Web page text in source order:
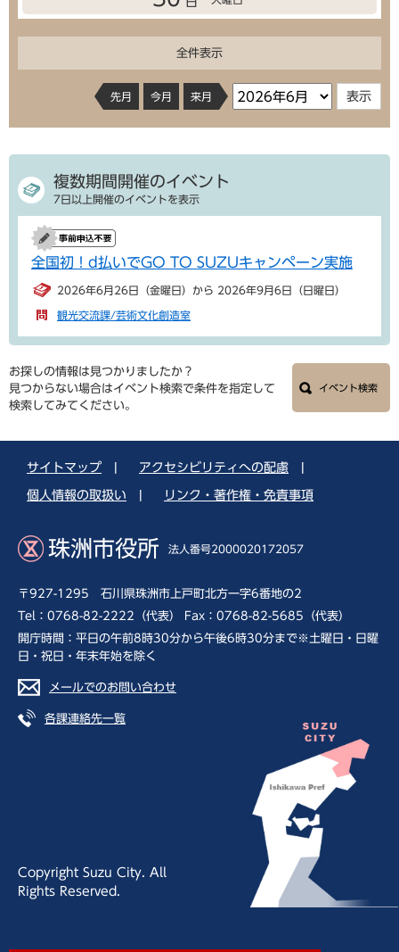
全件表示
先月 今月 来月
複数期間開催のイベント
7日以上開催のイベントを表示
全国初！d払いでGO TO SUZUキャンペーン実施
2026年6月26日（金曜日）から 2026年9月6日（日曜日）
観光交流課/芸術文化創造室
お探しの情報は見つかりましたか？
見つからない場合はイベント検索で条件を指定して
検索してみてください。
イベント検索
サイトマップ アクセシビリティへの配慮
個人情報の取扱い リンク・著作権・免責事項
珠洲市役所 法人番号2000020172057
〒927-1295 石川県珠洲市上戸町北方一字6番地の2
Tel：0768-82-2222（代表） Fax：0768-82-5685（代表）
開庁時間：平日の午前8時30分から午後6時30分まで※土曜日・日曜
日・祝日・年末年始を除く
メールでのお問い合わせ
各課連絡先一覧
Copyright Suzu City. All
Rights Reserved.